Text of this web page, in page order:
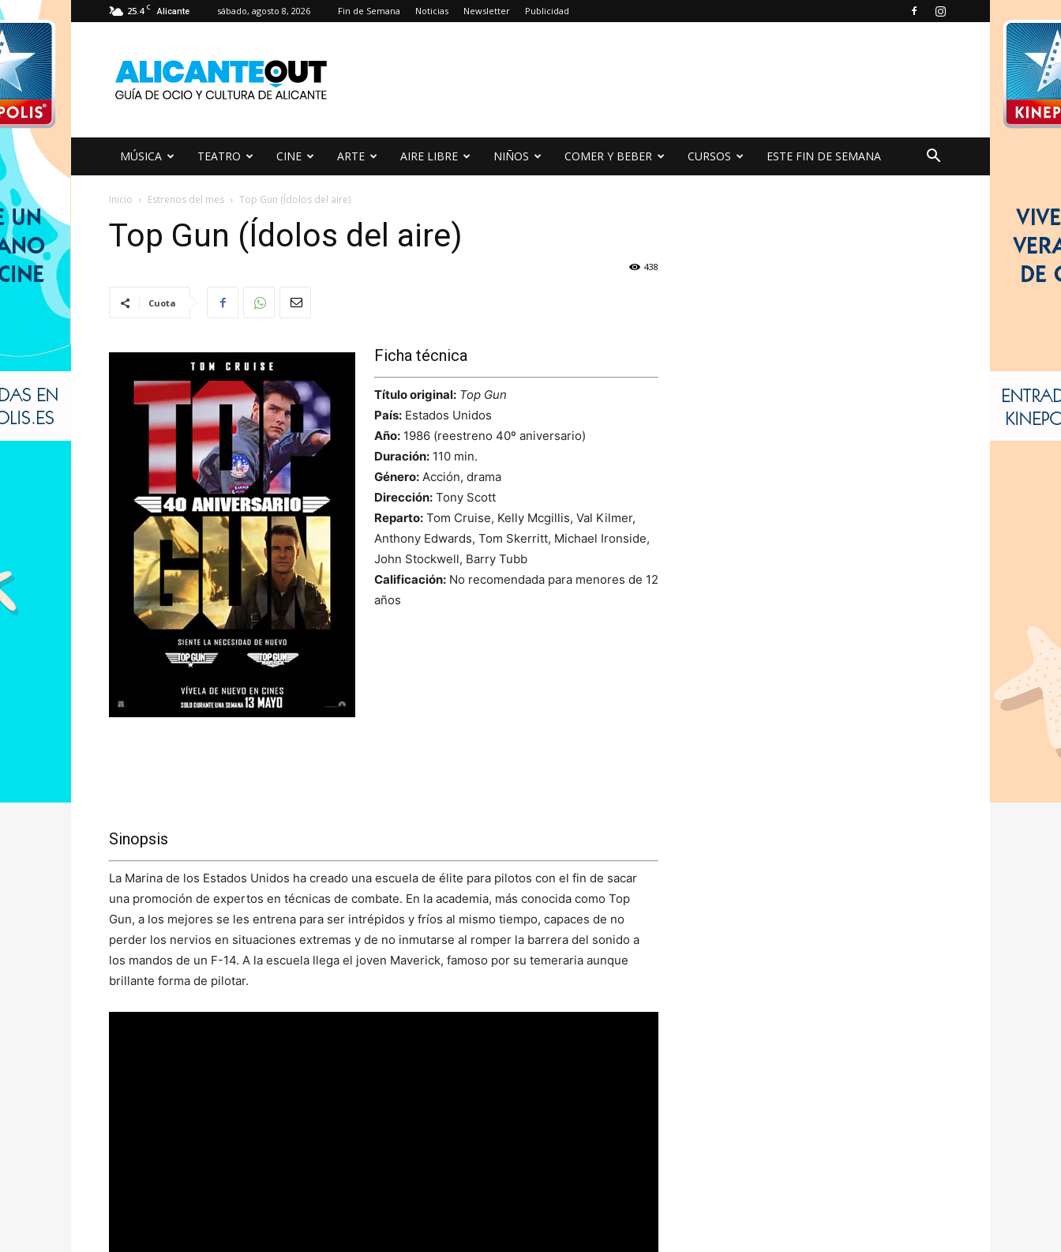
25.4 C Alicante sábado, agosto 8, 2026 Fin de Semana Noticias Newsletter Publicidad
MÚSICA TEATRO CINE ARTE AIRE LIBRE NIÑOS COMER Y BEBER CURSOS ESTE FIN DE SEMANA
Inicio Estrenos del mes Top Gun (Ídolos del aire)
Top Gun (Ídolos del aire)
438
Cuota
Ficha técnica
Título original: Top Gun
País: Estados Unidos
Año: 1986 (reestreno 40º aniversario)
Duración: 110 min.
Género: Acción, drama
Dirección: Tony Scott
Reparto: Tom Cruise, Kelly Mcgillis, Val Kilmer,
Anthony Edwards, Tom Skerritt, Michael Ironside,
John Stockwell, Barry Tubb
Calificación: No recomendada para menores de 12
años
Sinopsis
La Marina de los Estados Unidos ha creado una escuela de élite para pilotos con el fin de sacar
una promoción de expertos en técnicas de combate. En la academia, más conocida como Top
Gun, a los mejores se les entrena para ser intrépidos y fríos al mismo tiempo, capaces de no
perder los nervios en situaciones extremas y de no inmutarse al romper la barrera del sonido a
los mandos de un F-14. A la escuela llega el joven Maverick, famoso por su temeraria aunque
brillante forma de pilotar.